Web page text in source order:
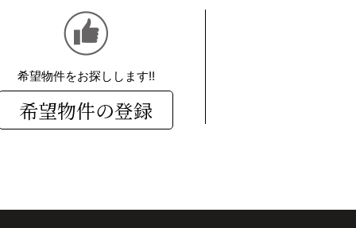
希望物件をお探しします!!
希望物件の登録